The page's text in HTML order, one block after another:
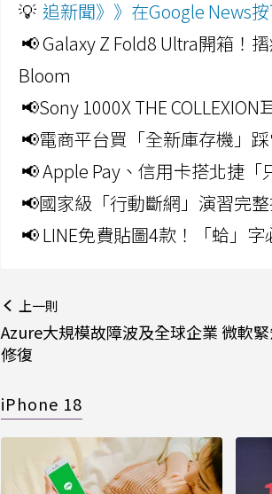
💡 追新聞》》在Google News
📢 Galaxy Z Fold8 Ultra開箱！
Bloom
📢Sony 1000X THE
📢電商平台買「全新庫存機」
📢 Apple Pay、信用卡搭北捷
📢國家級「行動斷網」演習完
📢 LINE免費貼圖4款！「蛤」
上一則
Azure大規模故障波及全球企業 微軟
修復
iPhone 18